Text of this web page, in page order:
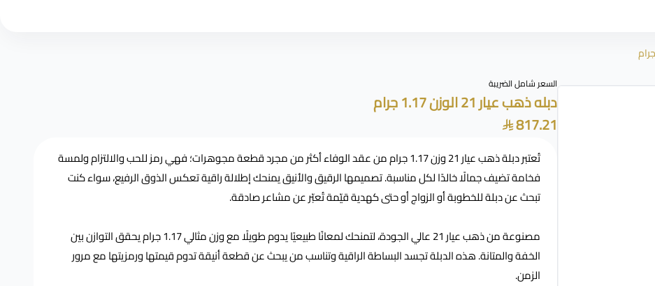
السعر شامل الضريبة
دبله ذهب عيار 21 الوزن 1.17 جرام
817.21
تُعتبر دبلة ذهب عيار 21 وزن 1.17 جرام من عقد الوفاء أكثر من مجرد قطعة مجوهرات؛ فهي رمز للحب والالتزام ولمسة
فخامة تضيف جمالًا خالدًا لكل مناسبة. تصميمها الرقيق والأنيق يمنحك إطلالة راقية تعكس الذوق الرفيع، سواء كنت
تبحث عن دبلة للخطوبة أو الزواج أو حتى كهدية قيّمة تُعبّر عن مشاعر صادقة.
مصنوعة من ذهب عيار 21 عالي الجودة، لتمنحك لمعانًا طبيعيًا يدوم طويلًا مع وزن مثالي 1.17 جرام يحقق التوازن بين
الخفة والمتانة. هذه الدبلة تجسد البساطة الراقية وتناسب من يبحث عن قطعة أنيقة تدوم قيمتها ورمزيتها مع مرور
الزمن.